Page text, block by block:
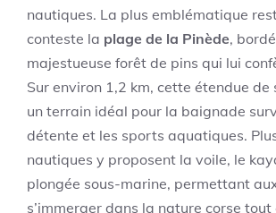
nautiques. La plus emblématique
conteste la plage de la Pinède,
majestueuse forêt de pins qui lui
Sur environ 1,2 km, cette étendue
un terrain idéal pour la baignade
détente et les sports aquatiques.
nautiques y proposent la voile, le
plongée sous-marine, permettant
s’immerger dans la nature corse